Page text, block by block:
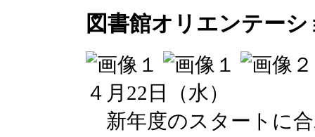
図書館オリエンテーシ
４月22日（水）
新年度のスタートに